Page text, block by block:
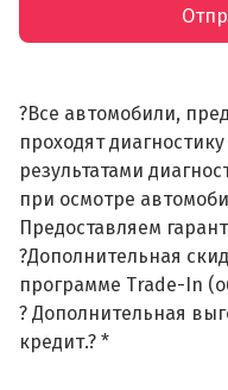
?Все автомобили,
проходят
результатами
при осмотре
Предоставляем
?Дополнительная
программе Trade-In
? Дополнительная
кредит.? *